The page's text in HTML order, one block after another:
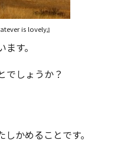
is lovely』
す。
でしょうか？
かめることです。